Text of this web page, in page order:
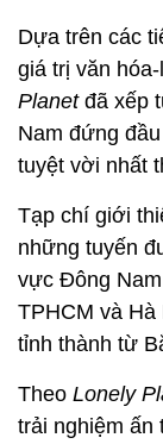
Dựa trên các
giá trị văn
Planet đã xếp
Nam đứng
tuyệt vời nhất
Tạp chí giới
những tuyến
vực Đông
TPHCM và
tỉnh thành từ
Theo Lonely
trải nghiệm